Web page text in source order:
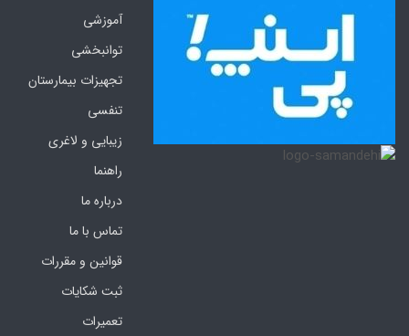
آموزشی
توانبخشی
تجهیزات بیمارستان
تنفسی
زیبایی و لاغری
راهنما
درباره ما
تماس با ما
قوانین و مقررات
ثبت شکایات
تعمیرات